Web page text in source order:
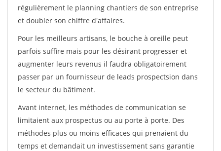
régulièrement le planning chantiers de son entreprise
et doubler son chiffre d'affaires.
Pour les meilleurs artisans, le bouche à oreille peut
parfois suffire mais pour les désirant progresser et
augmenter leurs revenus il faudra obligatoirement
passer par un fournisseur de leads prospectsion dans
le secteur du bâtiment.
Avant internet, les méthodes de communication se
limitaient aux prospectus ou au porte à porte. Des
méthodes plus ou moins efficaces qui prenaient du
temps et demandait un investissement sans garantie